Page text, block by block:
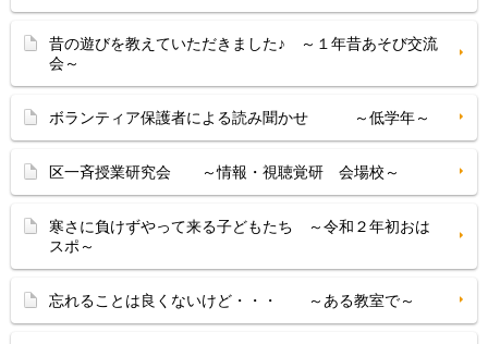
昔の遊びを教えていただきました♪ ～１年昔あそび交流
会～
ボランティア保護者による読み聞かせ ～低学年～
区一斉授業研究会 ～情報・視聴覚研 会場校～
寒さに負けずやって来る子どもたち ～令和２年初おは
スポ～
忘れることは良くないけど・・・ ～ある教室で～